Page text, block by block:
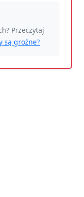
Przeczytaj
są groźne?